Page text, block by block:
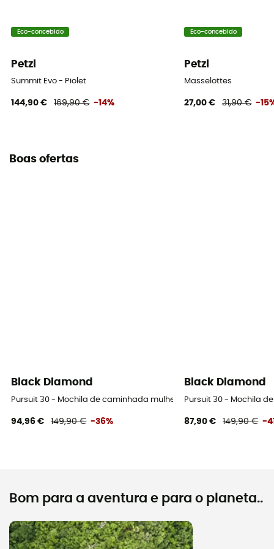
Consultar a declaração de conformidade
Equipamento de proteção individual
Eco-concebido
Petzl
Summit Evo - Piolet
144,90 € 169,90 € -14%
Eco-concebido
Petzl
Masselottes
27,00 € 31,90 € -
Boas ofertas
Black Diamond
Pursuit 30 - Mochila de caminhada mulher
94,96 € 149,90 € -36%
Black Diamond
Pursuit 30 - Mochila
87,90 € 149,90 € -
Bom para a aventura e para o planeta..